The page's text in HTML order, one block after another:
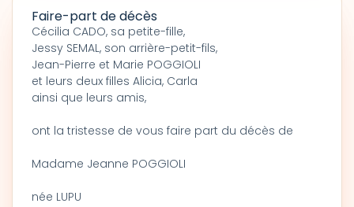
Faire-part de décès
Cécilia CADO, sa petite-fille,
Jessy SEMAL, son arrière-petit-fils,
Jean-Pierre et Marie POGGIOLI
et leurs deux filles Alicia, Carla
ainsi que leurs amis,
ont la tristesse de vous faire part du décès de
Madame Jeanne POGGIOLI
née LUPU